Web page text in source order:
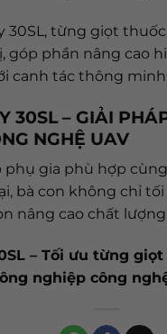
30SL, từng giọt
góp phần nâng cao
canh tác thông
30SL – GIẢI
NGHỆ UAV
phụ gia phù hợp
bà con không chỉ
nâng cao chất
– Tối ưu từng
nghiệp công